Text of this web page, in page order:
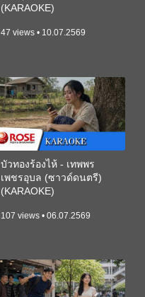
(KARAOKE)
47 views • 10.07.2569
บัวทองร้องไห้ - เทพพร
เพชรอุบล (ซาวด์ดนตรี)
(KARAOKE)
107 views • 06.07.2569